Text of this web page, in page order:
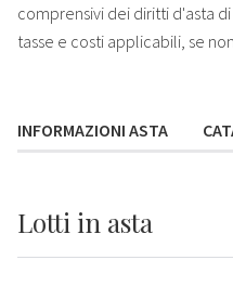
comprensivi dei diritti d'asta
tasse e costi applicabili, se
INFORMAZIONI ASTA
Lotti in asta